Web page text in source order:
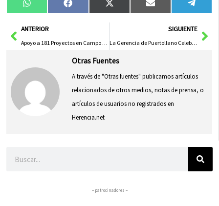
Compartir
en
WhatsAppCompartir
en
FacebookCompartir
en
X
(Twitter)
Compartir
en
Email
en
AntANTERIOR
Apoyo a 181 Proyectos en Campo de Calatrava por Parte del Gobierno de Castilla-La Mancha con 17 Millones de Euros
SIGUIENTE
La Gerencia de Puertollano Celebra Seis Años de Formación con Doce Nuevos Residentes
Otras Fuentes
A través de "Otras fuentes" publicamos artículos
relacionados de otros medios, notas de prensa, o
artículos de usuarios no registrados en
Herencia.net
– patrocinadores –